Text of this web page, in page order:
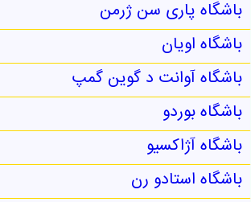
باشگاه پاری سن ژرمن
باشگاه اویان
باشگاه آوانت د گوین گمپ
باشگاه بوردو
باشگاه آژاکسیو
باشگاه استادو رن